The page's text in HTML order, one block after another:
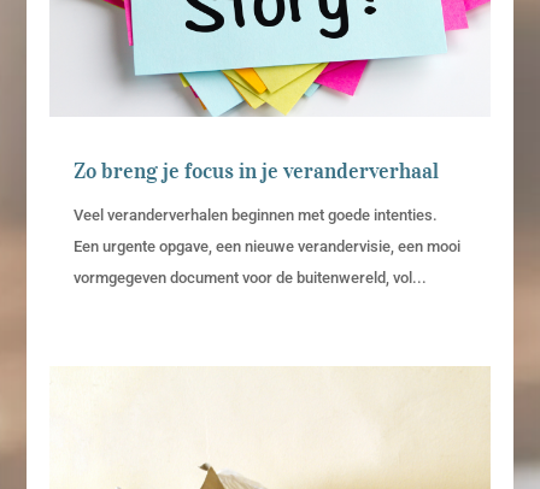
Zo breng je focus in je veranderverhaal
Veel veranderverhalen beginnen met goede intenties.
Een urgente opgave, een nieuwe verandervisie, een mooi
vormgegeven document voor de buitenwereld, vol...